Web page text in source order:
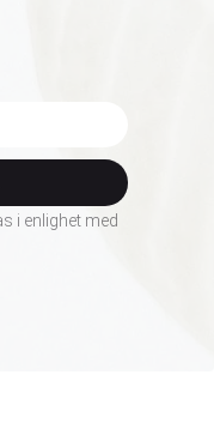
i enlighet med